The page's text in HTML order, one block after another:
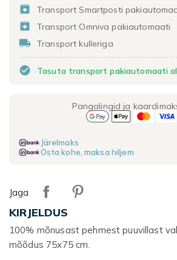
 Transport Smartposti
 Transport Omniva pakiautomaati
 Transport kulleriga
check_circle Tasuta transport pakiautomaati
Pangalingid ja
Järelmaks
Osta kohe, maksa hiljem
Jaga
KIRJELDUS
100% mõnusast pehmest puuvillast
mõõdus 75x75 cm.